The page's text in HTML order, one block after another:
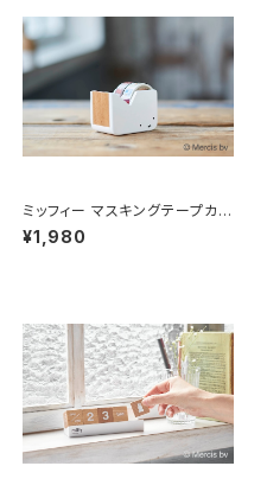
ミッフィー マスキングテープカッ
ター
¥1,980